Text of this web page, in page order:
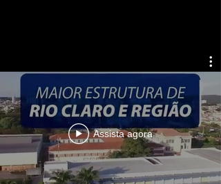
Assista agora